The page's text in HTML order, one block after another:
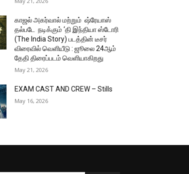
காஜல் அகர்வால் மற்றும் ஷ்ரேயாஸ்
தல்படே நடிக்கும் ‘தி இந்தியா ஸ்டோரி
(The India Story) படத்தின் டீசர்
விரைவில் வெளியீடு : ஜூலை 24ஆம்
தேதி திரைப்படம் வெளியாகிறது
May 21, 2026
EXAM CAST AND CREW – Stills
May 16, 2026